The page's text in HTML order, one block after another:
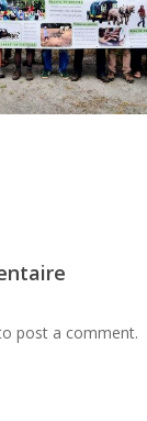
post a comment.